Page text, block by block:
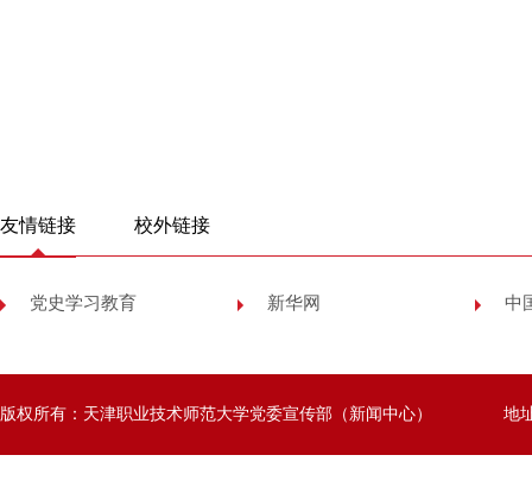
友情链接 校外链接
党史学习教育 新华网 中
版权所有：天津职业技术师范大学党委宣传部（新闻中心） 地